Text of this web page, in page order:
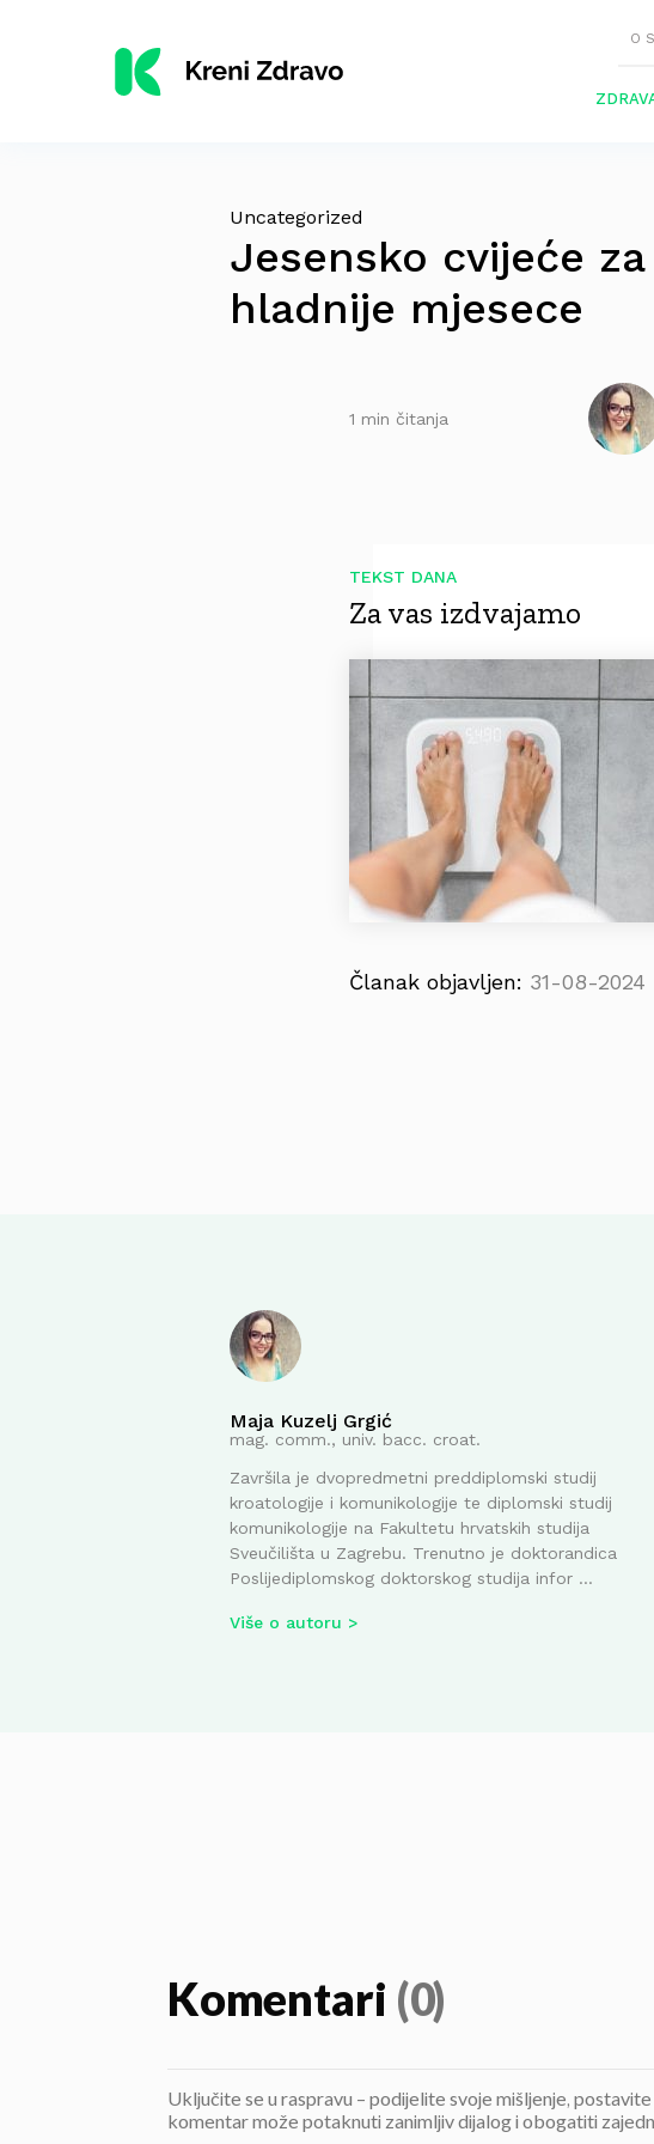
O
Uncategorized
Jesensko cvijeće
hladnije mjesece
1 min čitanja
TEKST DANA
Za vas izdvajamo
Članak objavljen: 31-08-2024
Maja Kuzelj Grgić
mag. comm., univ. bacc. croat.
Završila je dvopredmetni preddiplomski studij
kroatologije i komunikologije te diplomski studij
komunikologije na Fakultetu hrvatskih studija
Sveučilišta u Zagrebu. Trenutno je doktorandica
Poslijediplomskog doktorskog studija infor ...
Više o autoru
Komentari (0)
Uključite se u raspravu – podijelite svoje mišljenje,
komentar može potaknuti zanimljiv dijalog i obogatiti